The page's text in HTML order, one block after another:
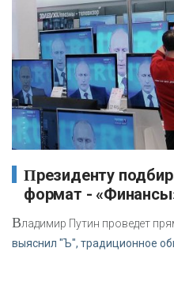
Президенту подбирают антикризисный
формат -
Владимир Путин проведет
выяснил "Ъ", традиционное